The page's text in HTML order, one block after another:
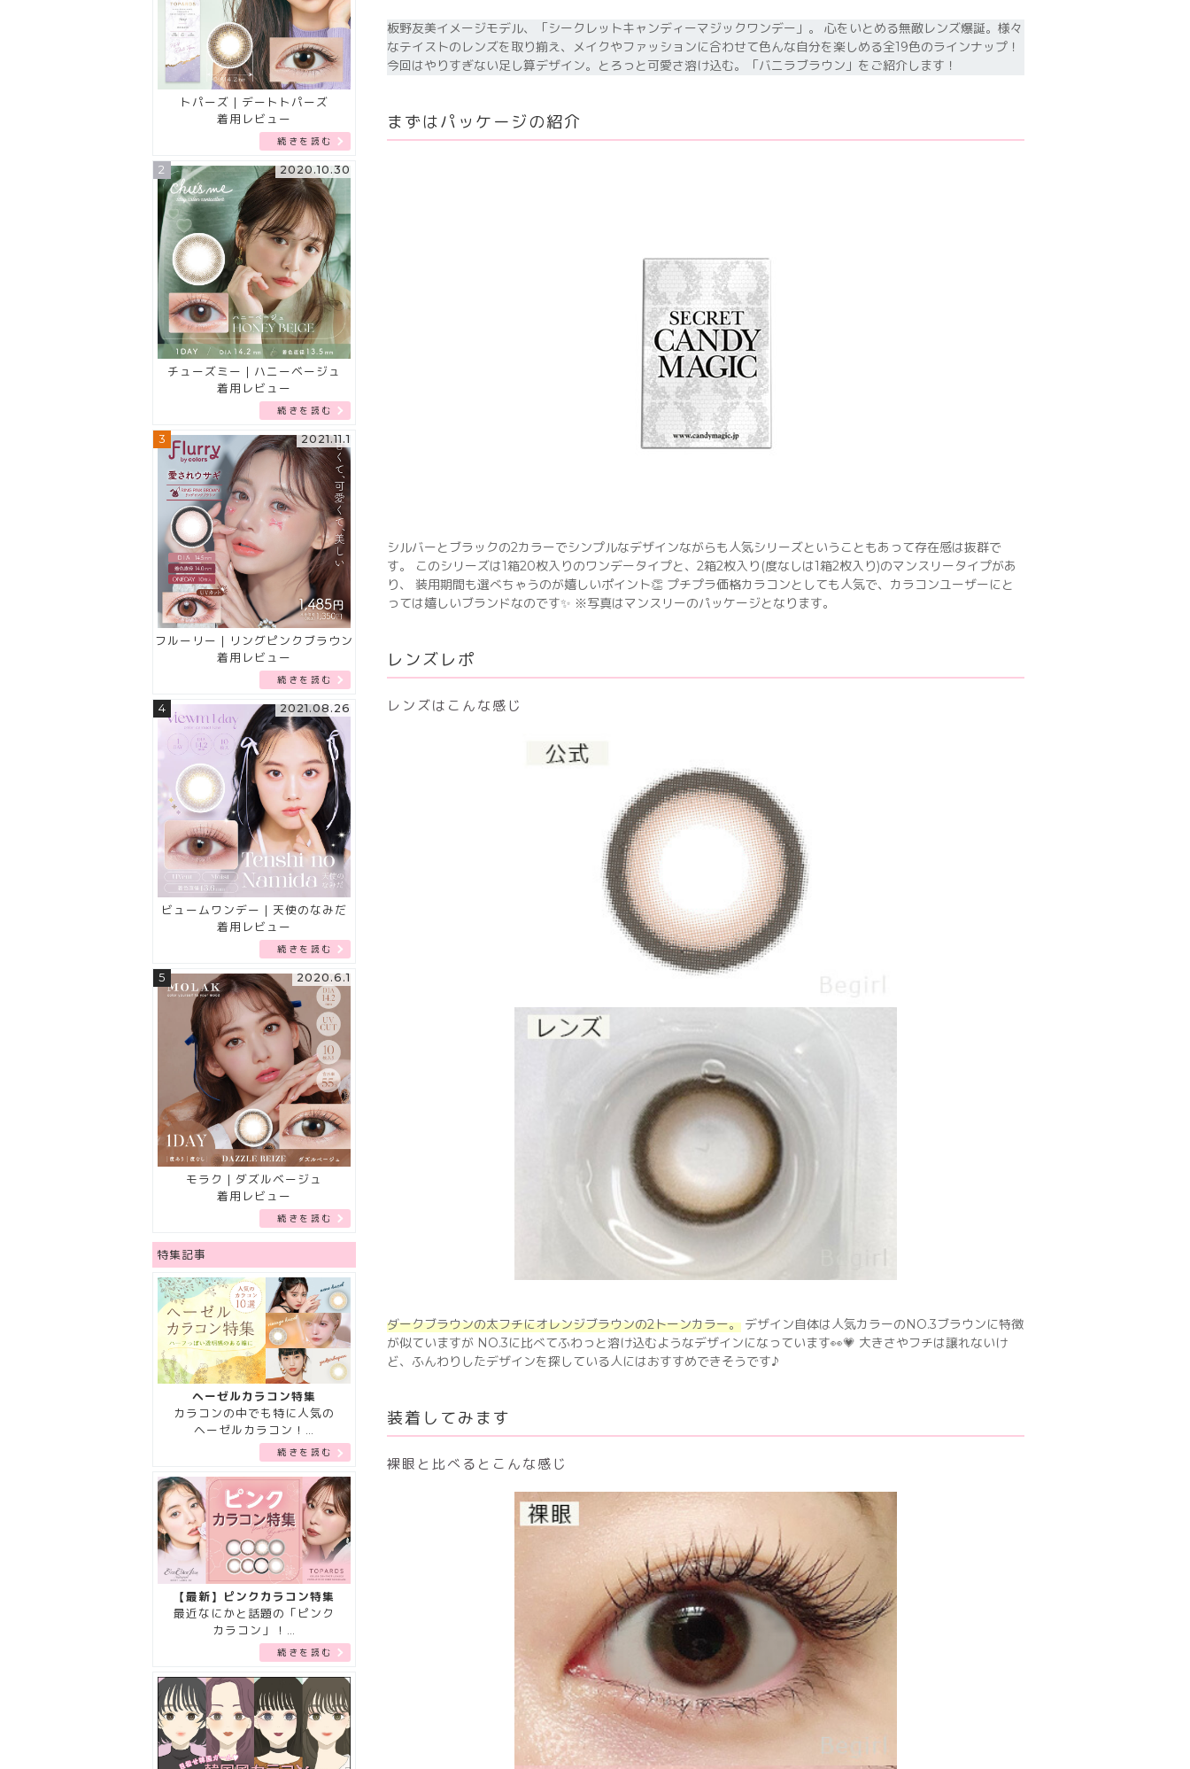
トパーズ｜デートトパーズ
着用レビュー
続きを読む
2 2020.10.30
チューズミー｜ハニーベージュ
着用レビュー
続きを読む
3 2021.11.1
フルーリー｜リングピンクブラウン
着用レビュー
続きを読む
4 2021.08.26
ビュームワンデー｜天使のなみだ
着用レビュー
続きを読む
5 2020.6.1
モラク｜ダズルベージュ
着用レビュー
続きを読む
特集記事
ヘーゼルカラコン特集
カラコンの中でも特に人気の
ヘーゼルカラコン！…
続きを読む
【最新】ピンクカラコン特集
最近なにかと話題の「ピンク
カラコン」！…
続きを読む
板野友美イメージモデル、「シークレットキャンディーマジックワンデー」。 心をいとめる無敵レンズ爆誕。様々
なテイストのレンズを取り揃え、メイクやファッションに合わせて色んな自分を楽しめる全19色のラインナップ！
今回はやりすぎない足し算デザイン。とろっと可愛さ溶け込む。「バニラブラウン」をご紹介します！
まずはパッケージの紹介
シルバーとブラックの2カラーでシンプルなデザインながらも人気シリーズということもあって存在感は抜群で
す。 このシリーズは1箱20枚入りのワンデータイプと、2箱2枚入り(度なしは1箱2枚入り)のマンスリータイプがあ
り、 装用期間も選べちゃうのが嬉しいポイント👏 プチプラ価格カラコンとしても人気で、カラコンユーザーにと
っては嬉しいブランドなのです✨ ※写真はマンスリーのパッケージとなります。
レンズレポ
レンズはこんな感じ
ダークブラウンの太フチにオレンジブラウンの2トーンカラー。 デザイン自体は人気カラーのNO.3ブラウンに特徴
が似ていますが NO.3に比べてふわっと溶け込むようなデザインになっています👀💗 大きさやフチは譲れないけ
ど、ふんわりしたデザインを探している人にはおすすめできそうです♪
装着してみます
裸眼と比べるとこんな感じ